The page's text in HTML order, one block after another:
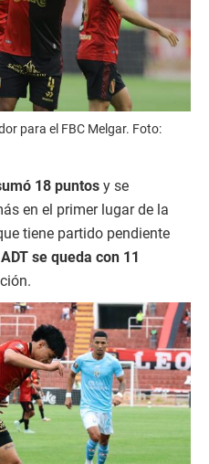
para el FBC Melgar. Foto:
18 puntos y se
en el primer lugar de la
tiene partido pendiente
ADT se queda con 11